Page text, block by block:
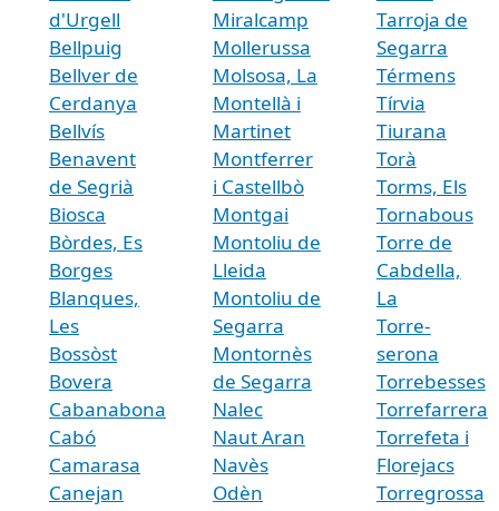
d'Urgell
Bellpuig
Bellver de
Cerdanya
Bellvís
Benavent
de Segrià
Biosca
Bòrdes, Es
Borges
Blanques,
Les
Bossòst
Bovera
Cabanabona
Cabó
Camarasa
Canejan
Miralcamp
Mollerussa
Molsosa, La
Montellà i
Martinet
Montferrer
i Castellbò
Montgai
Montoliu de
Lleida
Montoliu de
Segarra
Montornès
de Segarra
Nalec
Naut Aran
Navès
Odèn
Tarroja de
Segarra
Térmens
Tírvia
Tiurana
Torà
Torms, Els
Tornabous
Torre de
Cabdella,
La
Torre-
serona
Torrebesses
Torrefarrera
Torrefeta i
Florejacs
Torregrossa